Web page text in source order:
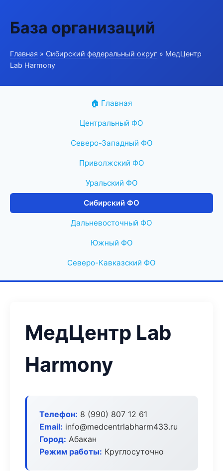
База организаций
Главная » Сибирский федеральный округ » МедЦентр
Lab Harmony
🏠 Главная
Центральный ФО
Северо-Западный ФО
Приволжский ФО
Уральский ФО
Сибирский ФО
Дальневосточный ФО
Южный ФО
Северо-Кавказский ФО
МедЦентр Lab
Harmony
Телефон: 8 (990) 807 12 61
Email: info@medcentrlabharm433.ru
Город: Абакан
Режим работы: Круглосуточно